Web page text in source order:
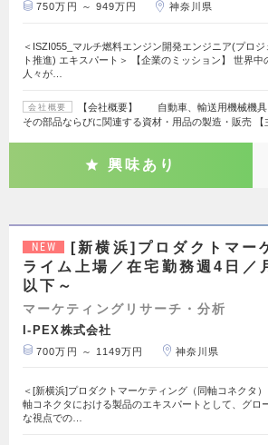
750万円 ～ 949万円 神奈川県
＜ISZI055_マルチ燃料エンジン開発エンジニア(プロジ
ト推進) エキスパート＞ 【企業のミッション】 世界中
人々が…
会社概要
【会社概要】 自動車、輸送用機械機具
その部品ならびに関連する資材・用品の製造・販売
興味あり
NEW
[新横浜]プロダクトマー
ライム上場／在宅勤務週4日／
以下～
マーケティングリサーチ・分析
I-PEX株式会社
700万円 ～ 1149万円 神奈川県
＜[新横浜]プロダクトマーケティング（同軸コネクタ）
軸コネクタにおける製品のエキスパートとして、グロ
な視点での…